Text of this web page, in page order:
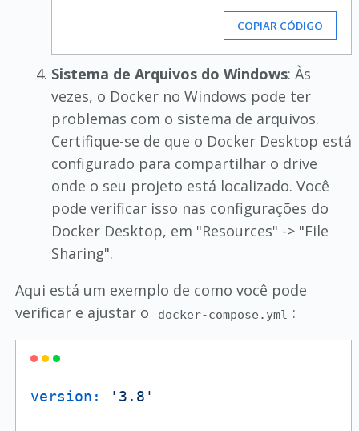
COPIAR CÓDIGO
Sistema de Arquivos do Windows: Às
vezes, o Docker no Windows pode ter
problemas com o sistema de arquivos.
Certifique-se de que o Docker Desktop está
configurado para compartilhar o drive
onde o seu projeto está localizado. Você
pode verificar isso nas configurações do
Docker Desktop, em "Resources" -> "File
Sharing".
Aqui está um exemplo de como você pode
verificar e ajustar o
docker-compose.yml :
version: '3.8'